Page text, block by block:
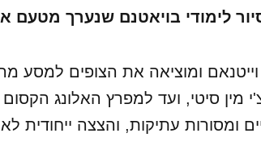
בויאטנם שנערך מטעם
ומוציאה את הצופים למסע
סיטי, ועד למפרץ האלונג הקסום
עתיקות, והצצה ייחודית